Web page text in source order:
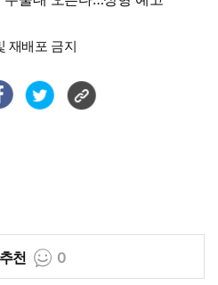
재배포 금지
천 0